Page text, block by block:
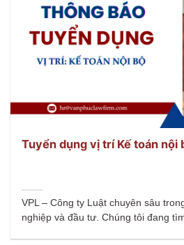
Tuyển dụng vị trí Kế toán nội
VPL – Công ty Luật chuyên sâu
nghiệp và đầu tư. Chúng tôi đang